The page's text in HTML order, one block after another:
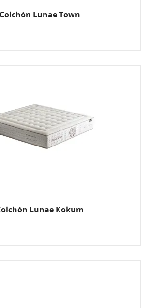
Colchón Lunae Town
Lunae Kokum